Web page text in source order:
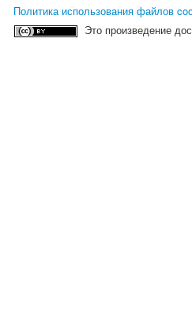
Политика использования файлов
Это произведение